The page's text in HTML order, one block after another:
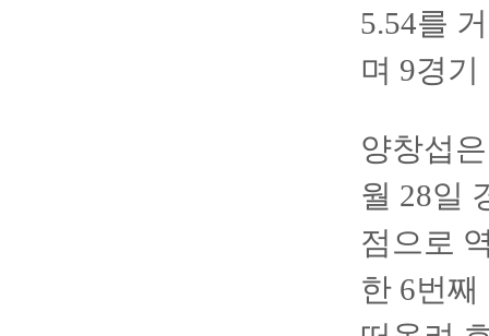
5.54를
며 9경
양창섭
월 28일
점으로
한 6번